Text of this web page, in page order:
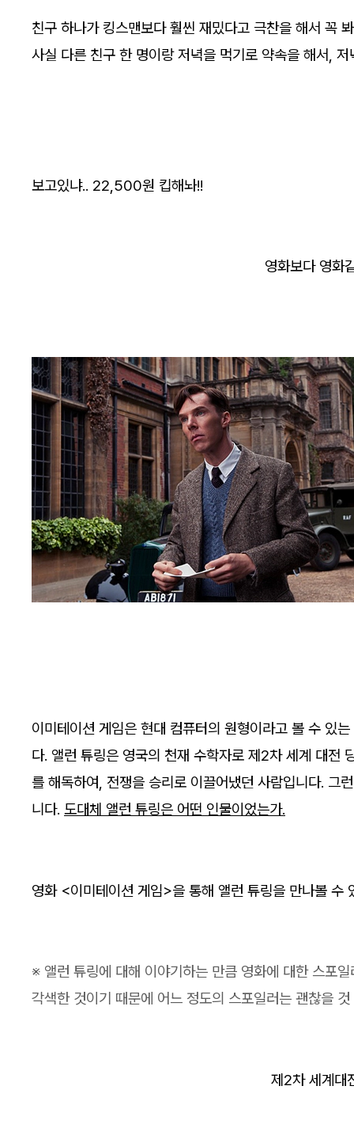
친구 하나가 킹스맨보다 훨씬 재밌다고 극찬을 해서 꼭
사실 다른 친구 한 명이랑 저녁을 먹기로 약속을 해서,
보고있냐.. 22,500원 킵해놔!!
영화보다 영화
이미테이션 게임은 현대 컴퓨터의 원형이라고 볼 수 있
다. 앨런 튜링은 영국의 천재 수학자로 제2차 세계 대전
를 해독하여, 전쟁을 승리로 이끌어냈던 사람입니다. 그
니다. 도대체 앨런 튜링은 어떤 인물이었는가.
영화 <이미테이션 게임>을 통해 앨런 튜링을 만나볼 수
※ 앨런 튜링에 대해 이야기하는 만큼 영화에 대한 스포
각색한 것이기 때문에 어느 정도의 스포일러는 괜찮을
제2차 세계대